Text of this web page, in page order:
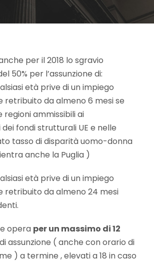
per il 2018 lo sgravio
50% per l’assunzione di:
età prive di un impiego
retribuito da almeno 6 mesi se
regioni ammissibili ai
fondi strutturali UE e nelle
tasso di disparità uomo-donna
anche la Puglia )
età prive di un impiego
retribuito da almeno 24 mesi
opera per un massimo di 12
assunzione ( anche con orario di
) a termine , elevati a 18 in caso